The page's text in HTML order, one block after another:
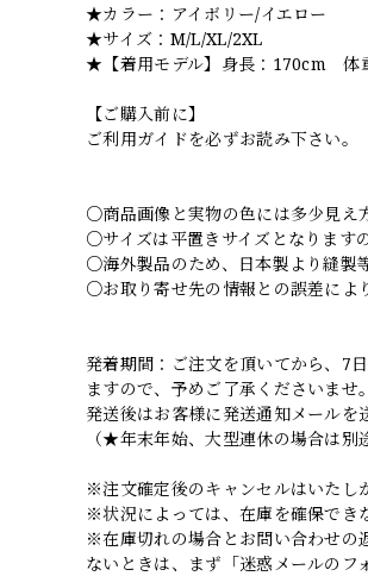
★カラー：アイボリー/イエロー
★サイズ：M/L/XL/2XL
★【着用モデル】身長：170cm 体
【ご購入前に】
ご利用ガイドを必ずお読み下さい。
○商品画像と実物の色には多少見え
○サイズは平置きサイズとなります
○海外製品のため、日本製より縫製
○お取り寄せ先の情報との誤差によ
発着期間：ご注文を頂いてから、7
ますので、予めご了承くださいませ
発送後はお客様に発送通知メールを
（★年末年始、大型連休の場合は別
※注文確定後のキャンセルはいたし
※状況によっては、在庫を確保でき
※在庫切れの場合とお問い合わせの
ないときは、まず「迷惑メールのフ